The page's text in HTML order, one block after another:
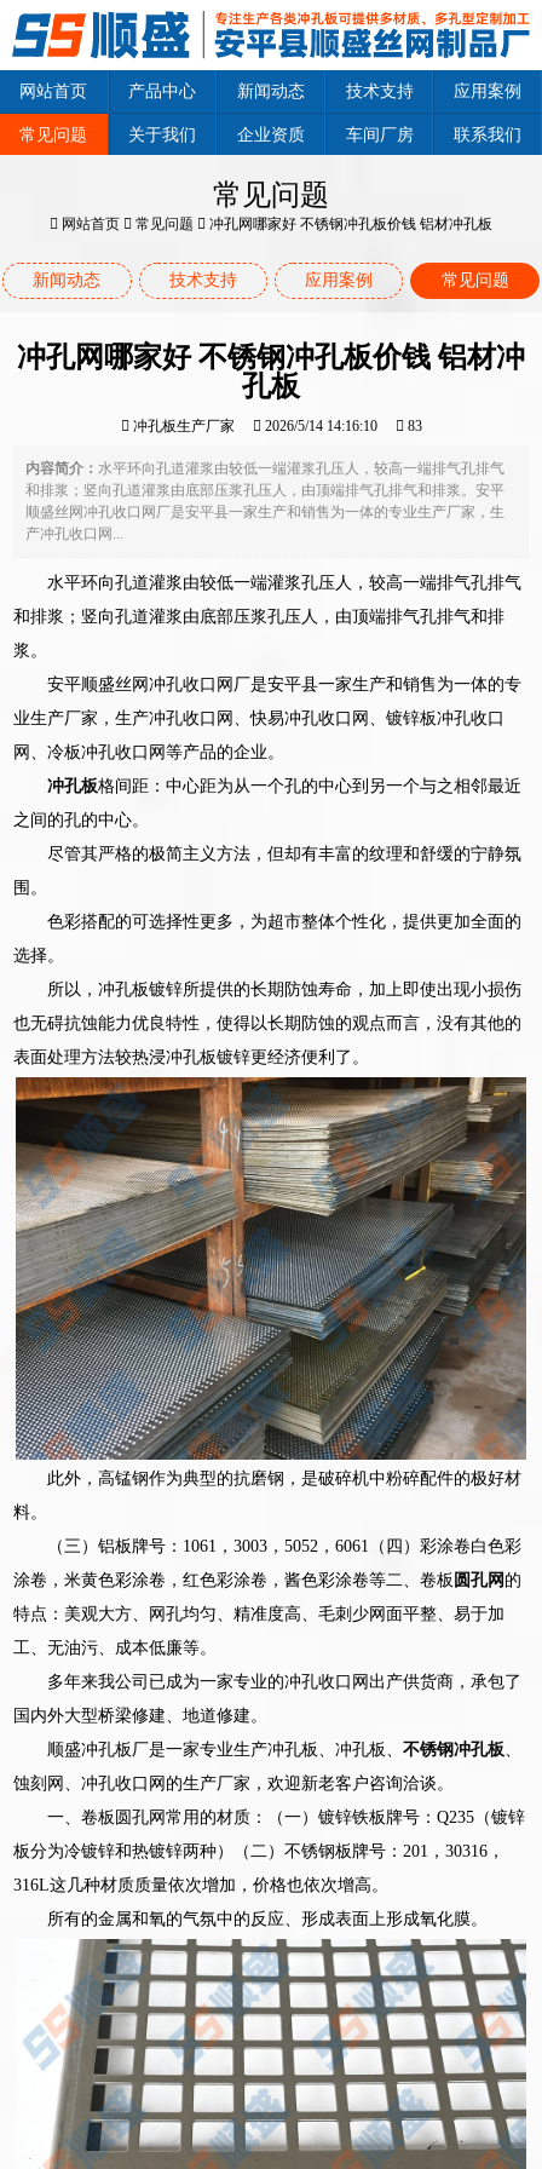
网站首页 产品中心 新闻动态 技术支持 应用案例
常见问题 关于我们 企业资质 车间厂房 联系我们
常见问题
网站首页 常见问题 冲孔网哪家好 不锈钢冲孔板价钱 铝材冲孔板
新闻动态 技术支持 应用案例 常见问题
冲孔网哪家好 不锈钢冲孔板价钱 铝材冲
孔板
冲孔板生产厂家 2026/5/14 14:16:10 83
内容简介：水平环向孔道灌浆由较低一端灌浆孔压人，较高一端排气孔排气
和排浆；竖向孔道灌浆由底部压浆孔压人，由顶端排气孔排气和排浆。安平
顺盛丝网冲孔收口网厂是安平县一家生产和销售为一体的专业生产厂家，生
产冲孔收口网...
水平环向孔道灌浆由较低一端灌浆孔压人，较高一端排气孔排气
和排浆；竖向孔道灌浆由底部压浆孔压人，由顶端排气孔排气和排
浆。
安平顺盛丝网冲孔收口网厂是安平县一家生产和销售为一体的专
业生产厂家，生产冲孔收口网、快易冲孔收口网、镀锌板冲孔收口
网、冷板冲孔收口网等产品的企业。
冲孔板格间距：中心距为从一个孔的中心到另一个与之相邻最近
之间的孔的中心。
尽管其严格的极简主义方法，但却有丰富的纹理和舒缓的宁静氛
围。
色彩搭配的可选择性更多，为超市整体个性化，提供更加全面的
选择。
所以，冲孔板镀锌所提供的长期防蚀寿命，加上即使出现小损伤
也无碍抗蚀能力优良特性，使得以长期防蚀的观点而言，没有其他的
表面处理方法较热浸冲孔板镀锌更经济便利了。
此外，高锰钢作为典型的抗磨钢，是破碎机中粉碎配件的极好材
料。
（三）铝板牌号：1061，3003，5052，6061（四）彩涂卷白色彩
涂卷，米黄色彩涂卷，红色彩涂卷，酱色彩涂卷等二、卷板 圆孔网 的
特点：美观大方、网孔均匀、精准度高、毛刺少网面平整、易于加
工、无油污、成本低廉等。
多年来我公司已成为一家专业的冲孔收口网出产供货商，承包了
国内外大型桥梁修建、地道修建。
顺盛冲孔板厂是一家专业生产冲孔板、冲孔板、不锈钢冲孔板、
蚀刻网、冲孔收口网的生产厂家，欢迎新老客户咨询洽谈。
一、卷板圆孔网常用的材质：（一）镀锌铁板牌号：Q235（镀锌
板分为冷镀锌和热镀锌两种）（二）不锈钢板牌号：201，30316，
316L这几种材质质量依次增加，价格也依次增高。
所有的金属和氧的气氛中的反应、形成表面上形成氧化膜。